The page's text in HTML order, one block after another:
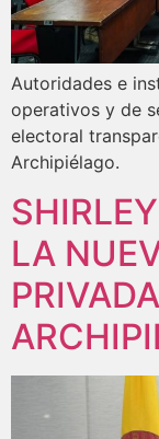
Autoridades e
operativos y de
electoral
Archipiélago.
LA